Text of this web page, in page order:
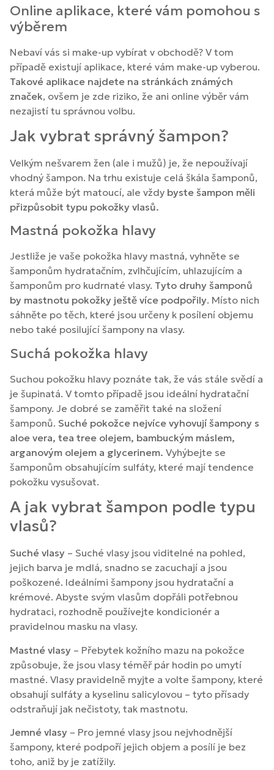
Online aplikace, které vám pomohou s
výběrem
Nebaví vás si make-up vybírat v obchodě? V tom
případě existují aplikace, které vám make-up vyberou.
Takové aplikace najdete na stránkách známých
značek, ovšem je zde riziko, že ani online výběr vám
nezajistí tu správnou volbu.
Jak vybrat správný šampon?
Velkým nešvarem žen (ale i mužů) je, že nepoužívají
vhodný šampon. Na trhu existuje celá škála šamponů,
která může být matoucí, ale vždy byste šampon měli
přizpůsobit typu pokožky vlasů.
Mastná pokožka hlavy
Jestliže je vaše pokožka hlavy mastná, vyhněte se
šamponům hydratačním, zvlhčujícím, uhlazujícím a
šamponům pro kudrnaté vlasy. Tyto druhy šamponů
by mastnotu pokožky ještě více podpořily. Místo nich
sáhněte po těch, které jsou určeny k posílení objemu
nebo také posilující šampony na vlasy.
Suchá pokožka hlavy
Suchou pokožku hlavy poznáte tak, že vás stále svědí a
je šupinatá. V tomto případě jsou ideální hydratační
šampony. Je dobré se zaměřit také na složení
šamponů. Suché pokožce nejvíce vyhovují šampony s
aloe vera, tea tree olejem, bambuckým máslem,
arganovým olejem a glycerinem. Vyhýbejte se
šamponům obsahujícím sulfáty, které mají tendence
pokožku vysušovat.
A jak vybrat šampon podle typu
vlasů?
Suché vlasy – Suché vlasy jsou viditelné na pohled,
jejich barva je mdlá, snadno se zacuchají a jsou
poškozené. Ideálními šampony jsou hydratační a
krémové. Abyste svým vlasům dopřáli potřebnou
hydrataci, rozhodně používejte kondicionér a
pravidelnou masku na vlasy.
Mastné vlasy – Přebytek kožního mazu na pokožce
způsobuje, že jsou vlasy téměř pár hodin po umytí
mastné. Vlasy pravidelně myjte a volte šampony, které
obsahují sulfáty a kyselinu salicylovou – tyto přísady
odstraňují jak nečistoty, tak mastnotu.
Jemné vlasy – Pro jemné vlasy jsou nejvhodnější
šampony, které podpoří jejich objem a posílí je bez
toho, aniž by je zatížily.